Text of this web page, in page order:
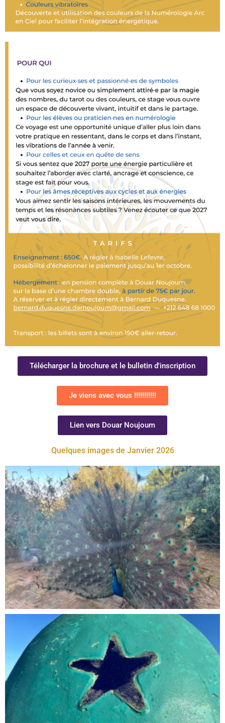
Télécharger la brochure et le bulletin d'inscription
Je viens avec vous !!!!!!!!!!!
Lien vers Douar Noujoum
Quelques images de Janvier 2026